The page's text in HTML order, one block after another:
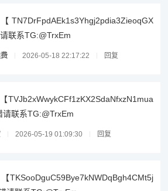
TN7DrFpdAEk1s3Yhgj2pdia3ZieoqGX
联系TG:@TrxEm
2026-05-18 22:17:22 回复
TVJb2xWwykCFf1zKX2SdaNfxzN1mua
请联系TG:@TrxEm
2026-05-19 01:09:30 回复
TKSooDguC59Bye7kNWDqBgh4CMt5j